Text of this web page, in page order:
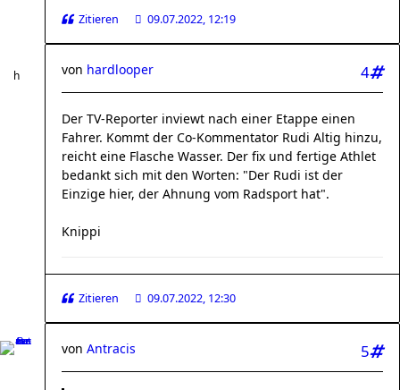
Zitieren 09.07.2022, 12:19
4
von hardlooper
Der TV-Reporter inviewt nach einer Etappe einen
Fahrer. Kommt der Co-Kommentator Rudi Altig hinzu,
reicht eine Flasche Wasser. Der fix und fertige Athlet
bedankt sich mit den Worten: "Der Rudi ist der
Einzige hier, der Ahnung vom Radsport hat".
Knippi
Zitieren 09.07.2022, 12:30
5
von Antracis